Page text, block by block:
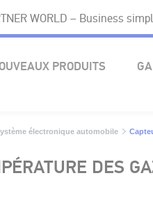
WORLD – Business
PRODUITS
électronique automobile
DES